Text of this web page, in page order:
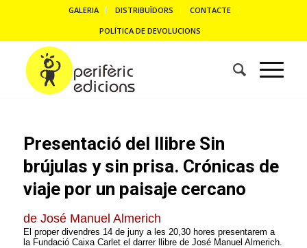
GALERIA DISTRIBUÏDORS
CONTACTE
POLÍTICA DE DEVOLUCIONS
Presentació del llibre Sin
brújulas y sin prisa. Crónicas de
viaje por un paisaje cercano
de José Manuel Almerich
El proper divendres 14de juny a les 20,30 hores presentarem a
la Fundació Caixa Carlet el darrer llibre de José Manuel Almerich.